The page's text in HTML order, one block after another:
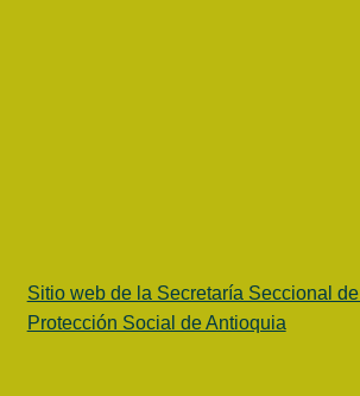
Sitio web de la Secretaría Seccional
Protección Social de Antioquia